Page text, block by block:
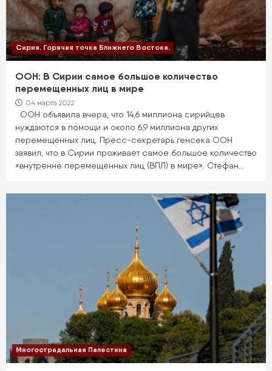
Сирия. Горячая точка Ближнего Востока.
ООН: В Сирии самое большое количество
перемещенных лиц в мире
04 марта 2022
ООН объявила вчера, что 14,6 миллиона сирийцев
нуждаются в помощи и около 6,9 миллиона других
перемещенных лиц. Пресс-секретарь генсека ООН
заявил, что в Сирии проживает самое большое количество
«внутренне перемещенных лиц (ВПЛ) в мире». Стефан…
Многострадальная Палестина